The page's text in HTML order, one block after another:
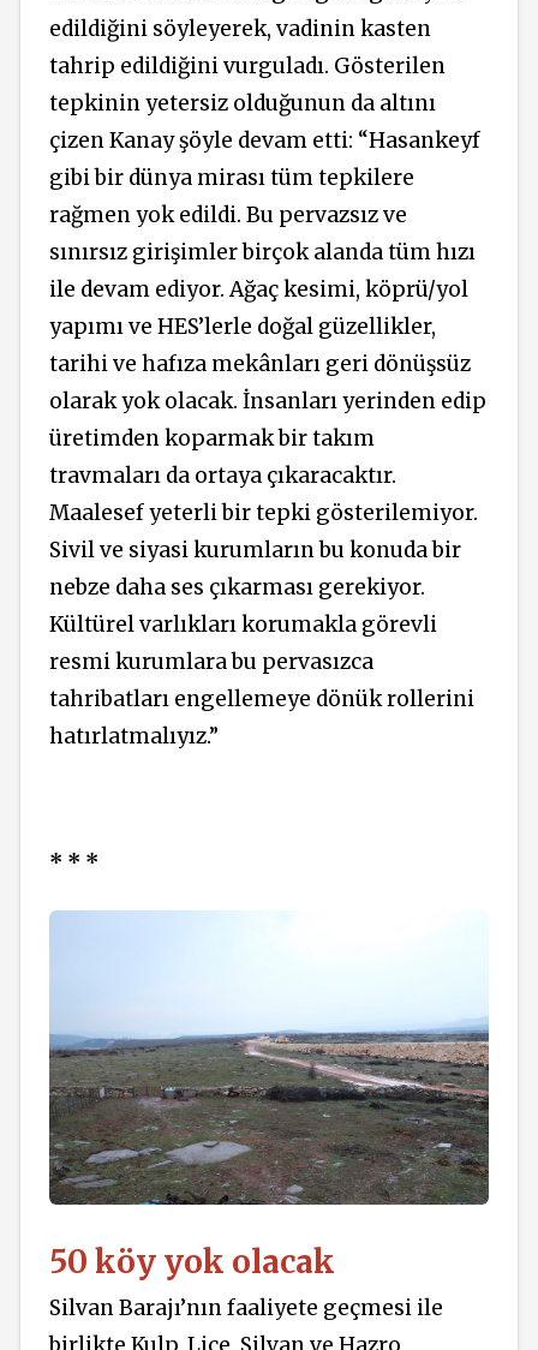
edildiğini söyleyerek, vadinin kasten
tahrip edildiğini vurguladı. Gösterilen
tepkinin yetersiz olduğunun da altını
çizen Kanay şöyle devam etti: “Hasankeyf
gibi bir dünya mirası tüm tepkilere
rağmen yok edildi. Bu pervazsız ve
sınırsız girişimler birçok alanda tüm hızı
ile devam ediyor. Ağaç kesimi, köprü/yol
yapımı ve HES’lerle doğal güzellikler,
tarihi ve hafıza mekânları geri dönüşsüz
olarak yok olacak. İnsanları yerinden edip
üretimden koparmak bir takım
travmaları da ortaya çıkaracaktır.
Maalesef yeterli bir tepki gösterilemiyor.
Sivil ve siyasi kurumların bu konuda bir
nebze daha ses çıkarması gerekiyor.
Kültürel varlıkları korumakla görevli
resmi kurumlara bu pervasızca
tahribatları engellemeye dönük rollerini
hatırlatmalıyız.”
* * *
50 köy yok olacak
Silvan Barajı’nın faaliyete geçmesi ile